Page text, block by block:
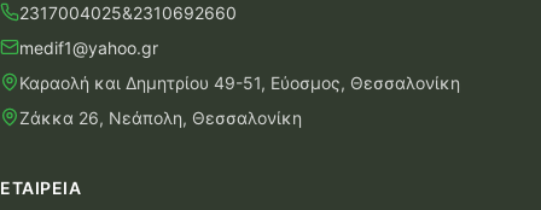
2317004025&2310692660
medif1@yahoo.gr
Καραολή και Δημητρίου 49-51, Εύοσμος, Θεσσαλονίκη
Ζάκκα 26, Νεάπολη, Θεσσαλονίκη
ΕΤΑΙΡΕΊΑ